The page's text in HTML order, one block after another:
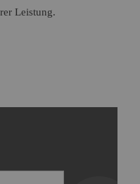
Leistung.